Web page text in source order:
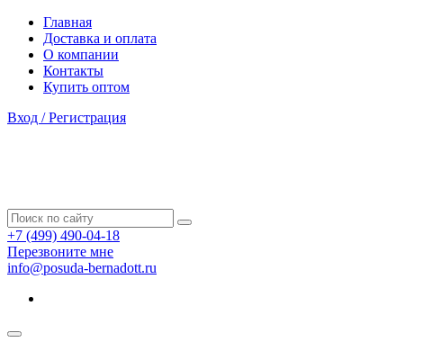
Главная
Доставка и оплата
О компании
Контакты
Купить оптом
Вход / Регистрация
+7 (499) 490-04-18
Перезвоните мне
info@posuda-bernadott.ru